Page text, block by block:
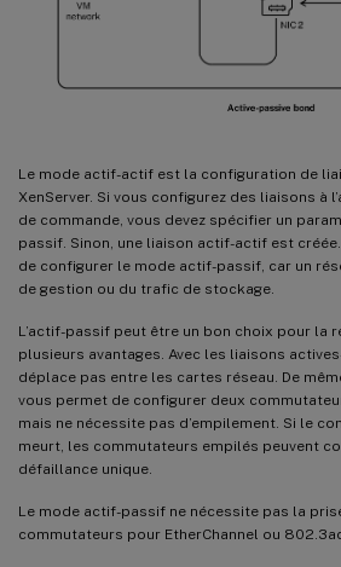
Le mode actif-actif est la configuration de
XenServer. Si vous configurez des liaisons à
de commande, vous devez spécifier un
passif. Sinon, une liaison actif-actif est créée.
de configurer le mode actif-passif, car un
de gestion ou du trafic de stockage.
L’actif-passif peut être un bon choix pour la
plusieurs avantages. Avec les liaisons
déplace pas entre les cartes réseau. De
vous permet de configurer deux
mais ne nécessite pas d’empilement. Si le
meurt, les commutateurs empilés peuvent
défaillance unique.
Le mode actif-passif ne nécessite pas la
commutateurs pour EtherChannel ou